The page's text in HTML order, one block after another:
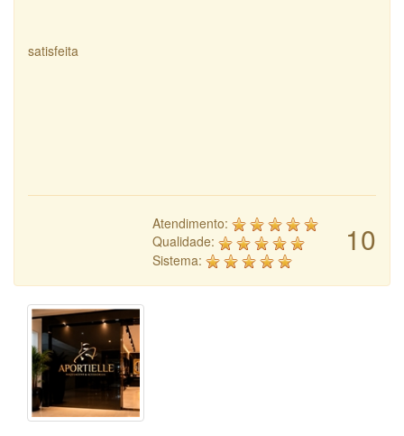
satisfeita
10
Atendimento:
Qualidade:
Sistema: